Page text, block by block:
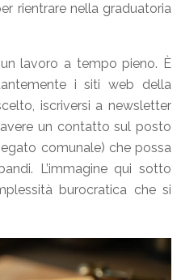
rientrare nella graduatoria
lavoro a tempo pieno. È
i siti web della
iscriversi a newsletter
un contatto sul posto
comunale) che possa
L’immagine qui sotto
burocratica che si